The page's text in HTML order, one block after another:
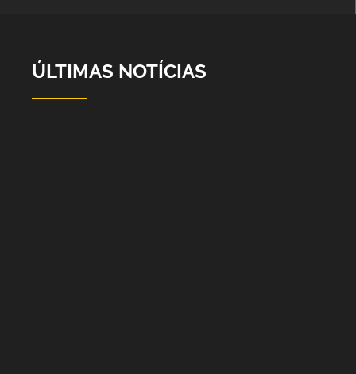
ÚLTIMAS NOTÍCIAS